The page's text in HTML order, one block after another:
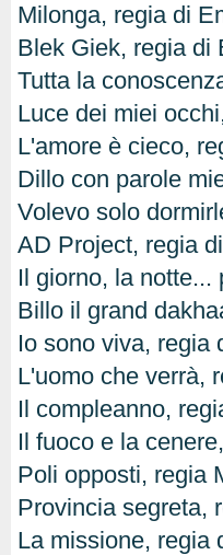
Milonga, regia di
Blek Giek, regia di
Tutta la
Luce dei miei
L'amore è cieco,
Dillo con parole
Volevo solo
AD Project, regia
Il giorno, la
Billo il grand
Io sono viva, regia
L'uomo che verrà,
Il compleanno,
Il fuoco e la
Poli opposti, regia
Provincia segreta,
La missione, regia